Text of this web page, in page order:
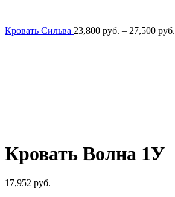
Кровать Сильва 23,800 руб. – 27,500 руб.
Кровать Волна 1У
17,952 руб.